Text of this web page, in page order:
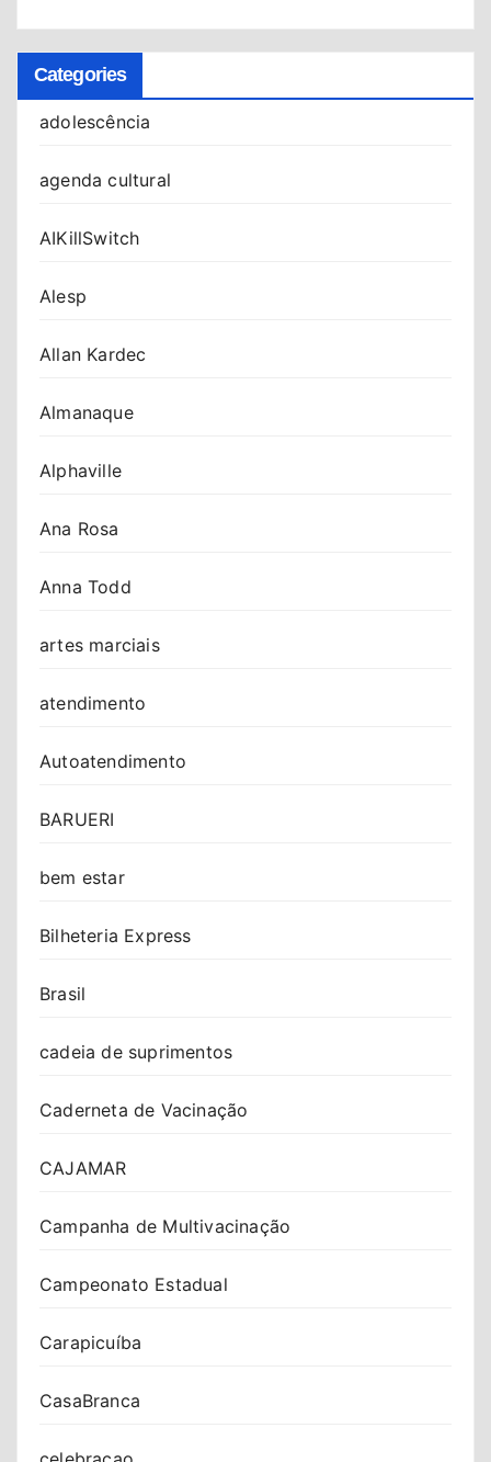
Categories
adolescência
agenda cultural
AIKillSwitch
Alesp
Allan Kardec
Almanaque
Alphaville
Ana Rosa
Anna Todd
artes marciais
atendimento
Autoatendimento
BARUERI
bem estar
Bilheteria Express
Brasil
cadeia de suprimentos
Caderneta de Vacinação
CAJAMAR
Campanha de Multivacinação
Campeonato Estadual
Carapicuíba
CasaBranca